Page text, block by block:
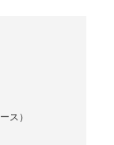
ス）